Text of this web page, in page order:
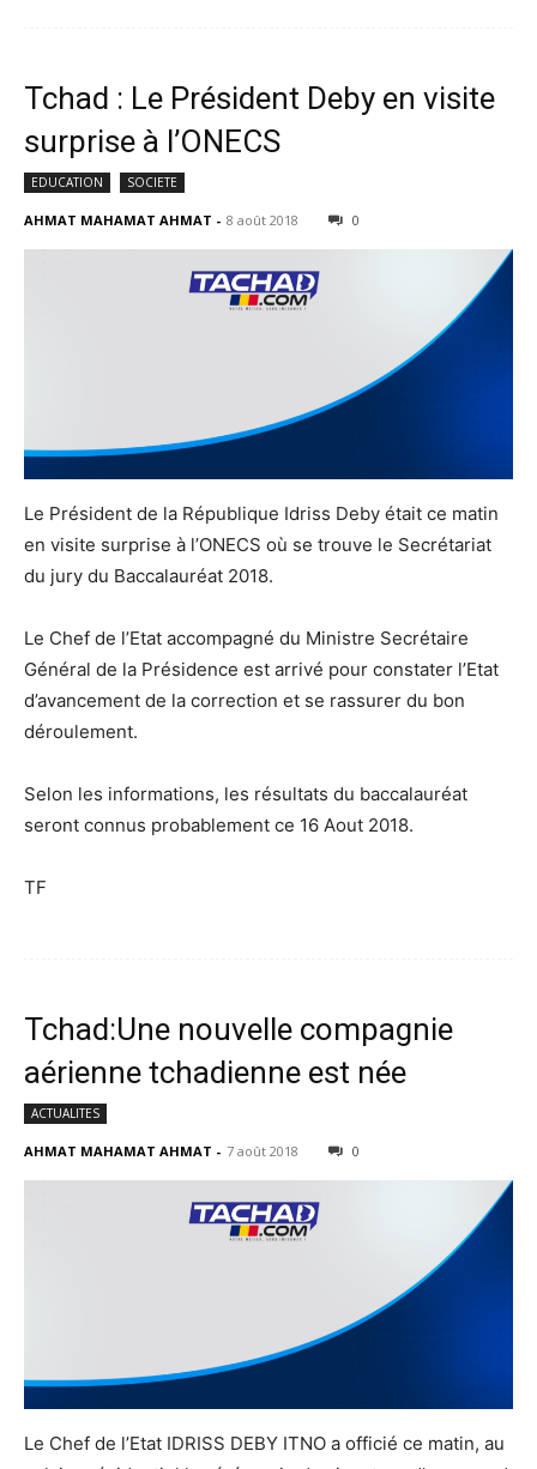
Tchad : Le Président Deby en visite
surprise à l’ONECS
EDUCATION SOCIETE
AHMAT MAHAMAT AHMAT - 8 août 2018 0
Le Président de la République Idriss Deby était ce matin
en visite surprise à l’ONECS où se trouve le Secrétariat
du jury du Baccalauréat 2018.
Le Chef de l’Etat accompagné du Ministre Secrétaire
Général de la Présidence est arrivé pour constater l’Etat
d’avancement de la correction et se rassurer du bon
déroulement.
Selon les informations, les résultats du baccalauréat
seront connus probablement ce 16 Aout 2018.
TF
Tchad:Une nouvelle compagnie
aérienne tchadienne est née
ACTUALITES
AHMAT MAHAMAT AHMAT - 7 août 2018 0
Le Chef de l’Etat IDRISS DEBY ITNO a officié ce matin, au